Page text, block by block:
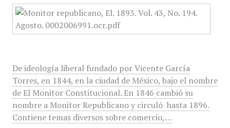
De ideología liberal fundado por Vicente García
Torres, en 1844, en la ciudad de México, bajo el nombre
de El Monitor Constitucional. En 1846 cambió su
nombre a Monitor Republicano y circuló hasta 1896.
Contiene temas diversos sobre comercio,…